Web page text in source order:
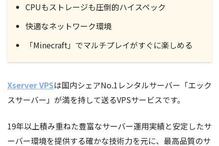
CPUもストレージも圧倒的ハイスペック
快適なネットワーク環境
「Minecraft」でマルチプレイがすぐに楽しめる
Xserver VPSは国内シェアNo.1レンタルサーバー「エック
スサーバー」が満を持して送るVPSサービスです。
19年以上積み重ねた豊富なサーバー運用実績と安定したサ
ーバー環境を提供する確かな技術力を元に、最高品質のサ